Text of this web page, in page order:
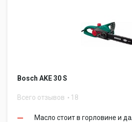
Bosch AKE 30 S
Всего отзывов 18
Масло стоит в горловине и